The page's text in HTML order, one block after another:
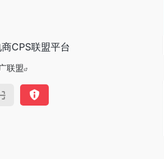
CPS联盟平台
联盟